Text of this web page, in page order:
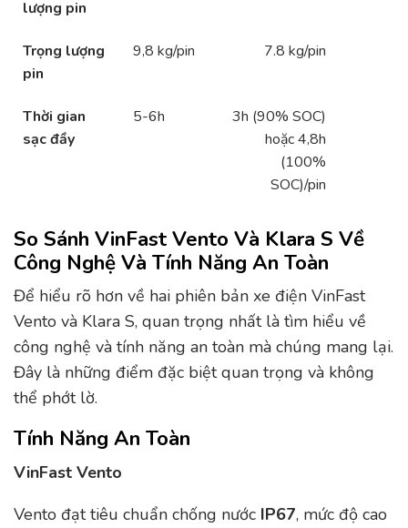
lượng pin
Trọng lượng
pin
9,8 kg/pin 7.8 kg/pin
Thời gian
sạc đầy
5-6h
3h (90% SOC)
hoặc 4,8h
(100%
SOC)/pin
So Sánh VinFast Vento Và Klara S Về
Công Nghệ Và Tính Năng An Toàn
Để hiểu rõ hơn về hai phiên bản xe điện VinFast
Vento và Klara S, quan trọng nhất là tìm hiểu về
công nghệ và tính năng an toàn mà chúng mang lại.
Đây là những điểm đặc biệt quan trọng và không
thể phớt lờ.
Tính Năng An Toàn
VinFast Vento
Vento đạt tiêu chuẩn chống nước IP67, mức độ cao